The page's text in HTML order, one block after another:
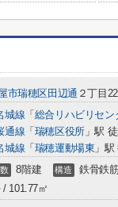
市瑞穂区田辺通 ２丁目
城線 「 総合リハビリセン
通線 「 瑞穂区役所」駅
城線 「 瑞穂運動場東 」
8階建 構造 鉄骨鉄
/ 101.77㎡